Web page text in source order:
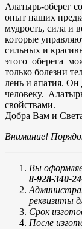
Алатырь-оберег
опыт наших
мудрость, сила и
которые
сильных и
этого оберега
только болезни
лень и апатия. Он
человеку.
свойствами.
Добра Вам и
Внимание!
Вы
8-928-340-
реквизиты
Срок
После